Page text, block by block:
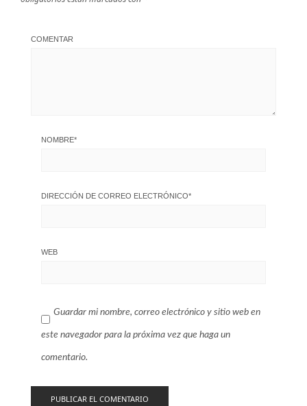
COMENTAR
NOMBRE*
DIRECCIÓN DE CORREO ELECTRÓNICO*
WEB
Guardar mi nombre, correo electrónico y sitio web en
este navegador para la próxima vez que haga un
comentario.